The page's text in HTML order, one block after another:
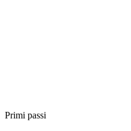
Primi passi